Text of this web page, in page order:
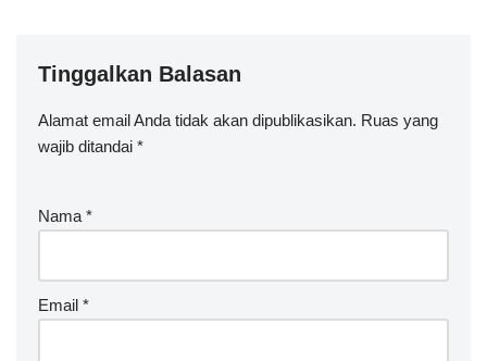
Tinggalkan Balasan
Alamat email Anda tidak akan dipublikasikan. Ruas yang
wajib ditandai *
Nama *
Email *